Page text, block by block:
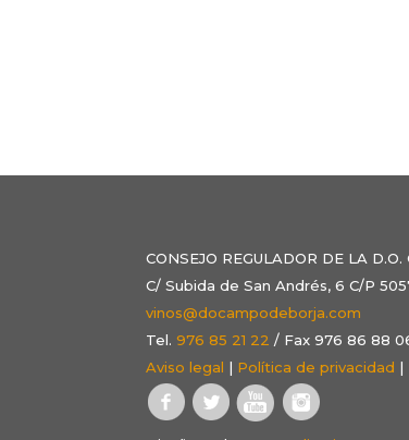
CONSEJO REGULADOR DE LA
C/ Subida de San Andrés, 6 C/P
vinos@docampodeborja.com
Tel.976 85 21 22 / Fax 976 86 88
Aviso legal | Política de privacidad |